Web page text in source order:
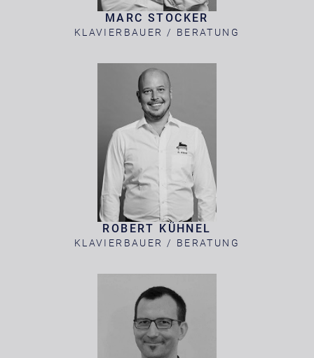
MARC STOCKER
KLAVIERBAUER / BERATUNG
ROBERT KÜHNEL
KLAVIERBAUER / BERATUNG